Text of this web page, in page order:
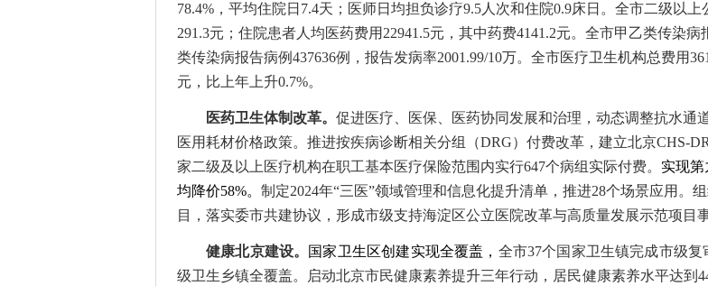
78.4%，平均住院日7.4天；医师日均担负诊疗9.5人次和住院0.9床日。全市二级以
291.3元；住院患者人均医药费用 22941 .5元，其中药费4141 .2元。 全市甲乙类传染病
类传染病报告病例437636例，报告发病率2001 .99/10万。 全市医疗卫生机构总费用
元，比上年 上升0.7%。
医药卫生体制改革。 促进医疗、医保、医药协同发展和治理， 动态调整抗水通
医用耗材价格政策。 推进按疾病诊断相关分组（DRG）付费改革，建立北京CHS-
家二级及以上医疗机构在职工基本医疗保险范围内实行647个病组实际付费。 实现第
均降价58%。 制定2024年“三医”领域管理和信息化提升清单，推进28个场景应用 。
目，落实委市共建协议，形成市级支持海淀区公立医院改革与高质量发展示范项目
健康北京建设。 国家卫生区创建实现全覆盖， 全市37个国家卫生镇完成市级
级卫生乡镇全覆盖。启动北京市民健康素养提升三年行动，居民健康素养水平达到